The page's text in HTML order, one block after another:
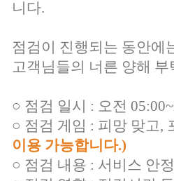
니다.
점검이 진행되는 동안에
고객님들의 너른 양해
○ 점검 일시 : 오전
○ 점검 게임 : 피망 맞고,
이용 가능합니다.)
○ 점검 내용 : 서비스 안